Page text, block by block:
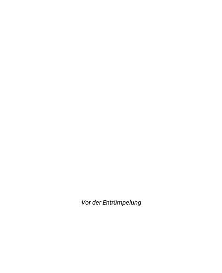
Vor der Entrümpelung